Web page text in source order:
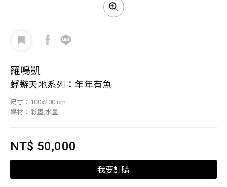
羅鳴凱
蜉蝣天地系列：年年有魚
尺寸：100x200 cm
媒材：彩墨,水墨
NT$ 50,000
我要訂購